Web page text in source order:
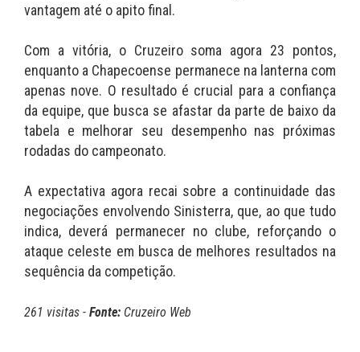
vantagem até o apito final.
Com a vitória, o Cruzeiro soma agora 23 pontos,
enquanto a Chapecoense permanece na lanterna com
apenas nove. O resultado é crucial para a confiança
da equipe, que busca se afastar da parte de baixo da
tabela e melhorar seu desempenho nas próximas
rodadas do campeonato.
A expectativa agora recai sobre a continuidade das
negociações envolvendo Sinisterra, que, ao que tudo
indica, deverá permanecer no clube, reforçando o
ataque celeste em busca de melhores resultados na
sequência da competição.
261 visitas - Fonte: Cruzeiro Web